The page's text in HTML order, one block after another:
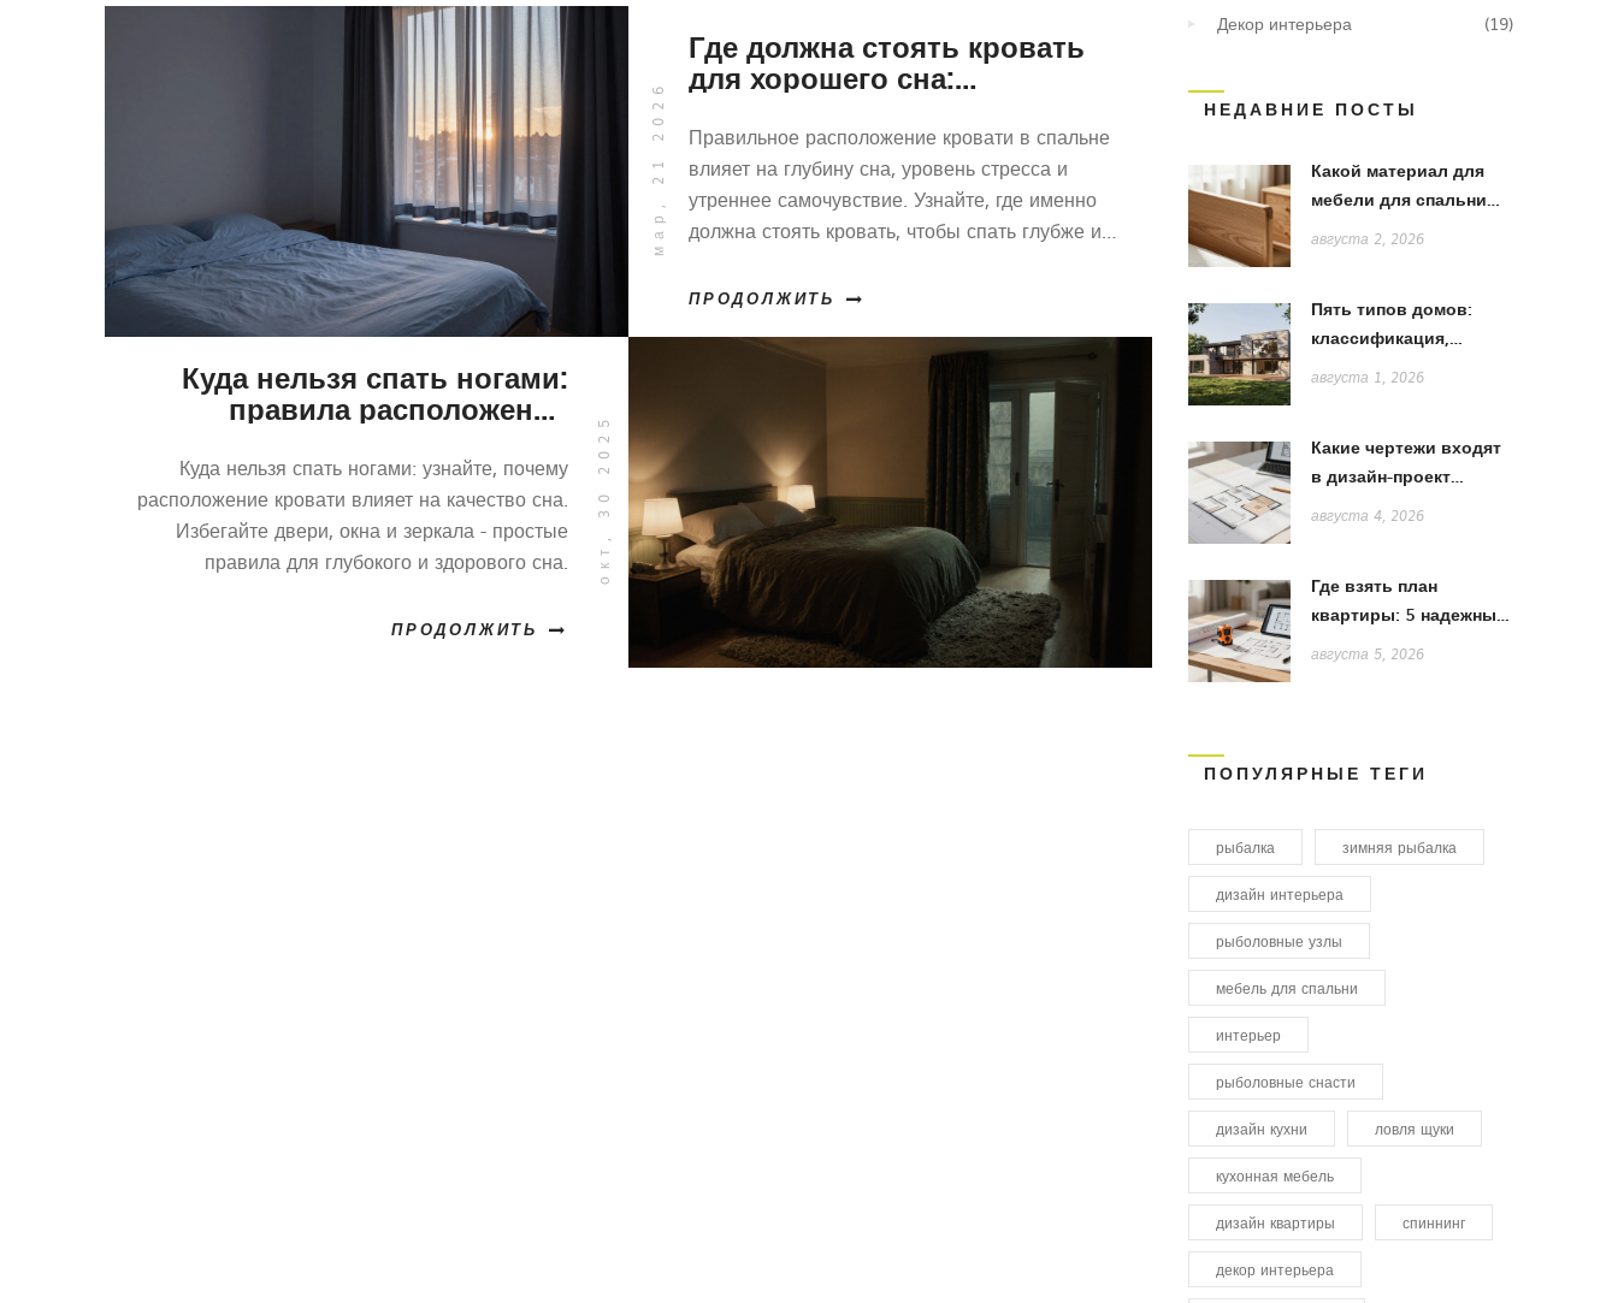
мар, 21 2026
Где должна стоять кровать
для хорошего сна:
спальне
Правильное расположение кровати в спальне
влияет на глубину сна, уровень стресса и
утреннее самочувствие. Узнайте, где именно
должна стоять кровать, чтобы спать глубже и
ПРОДОЛЖИТЬ
окт, 30 2025
Куда нельзя спать ногами:
правила расположения
Куда нельзя спать ногами: узнайте, почему
расположение кровати влияет на качество сна.
Избегайте двери, окна и зеркала - простые
правила для глубокого и здорового сна.
ПРОДОЛЖИТЬ
Декор интерьера (19)
НЕДАВНИЕ ПОСТЫ
Какой материал для
мебели для спальни
лучше: сравнение
августа 2, 2026
Пять типов домов:
классификация,
особенности и выбор
августа 1, 2026
Какие чертежи входят
в дизайн-проект
квартиры: полный
августа 4, 2026
Где взять план
квартиры: 5 надежных
способов получить
августа 5, 2026
ПОПУЛЯРНЫЕ ТЕГИ
рыбалка зимняя рыбалка
дизайн интерьера
рыболовные узлы
мебель для спальни
интерьер
рыболовные снасти
дизайн кухни ловля щуки
кухонная мебель
дизайн квартиры спиннинг
декор интерьера